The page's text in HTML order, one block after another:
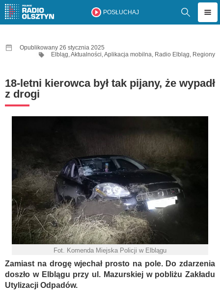
POSŁUCHAJ
Opublikowany 26 stycznia 2025
Elbląg,Aktualności,Aplikacja mobilna, Radio Elbląg, Regiony
18-letni kierowca był tak pijany, że wypadł
z drogi
Fot. Komenda Miejska Policji w Elblągu
Zamiast na drogę wjechał prosto na pole. Do zdarzenia
doszło w Elblągu przy ul. Mazurskiej w pobliżu Zakładu
Utylizacji Odpadów.